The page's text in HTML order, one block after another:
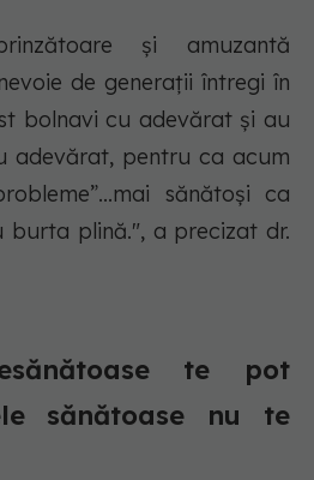
și amuzantă
de generații întregi în
bolnavi cu adevărat și au
adevărat, pentru ca acum
sănătoși ca
burta plină.", a precizat dr.
te pot
sănătoase nu te